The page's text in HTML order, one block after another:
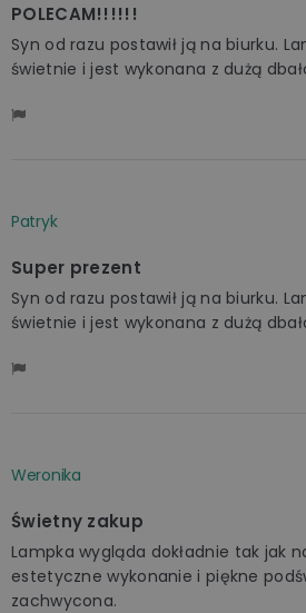
POLECAM!!!!!!
Syn od razu postawił ją na biurku.
świetnie i jest wykonana z dużą
Patryk
Super prezent
Syn od razu postawił ją na biurku.
świetnie i jest wykonana z dużą
Weronika
Świetny zakup
Lampka wygląda dokładnie tak jak
estetyczne wykonanie i piękne
zachwycona.